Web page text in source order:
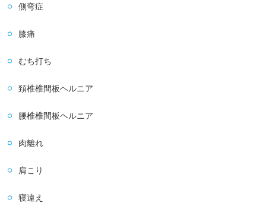
側弯症
膝痛
むち打ち
頚椎椎間板ヘルニア
腰椎椎間板ヘルニア
肉離れ
肩こり
寝違え